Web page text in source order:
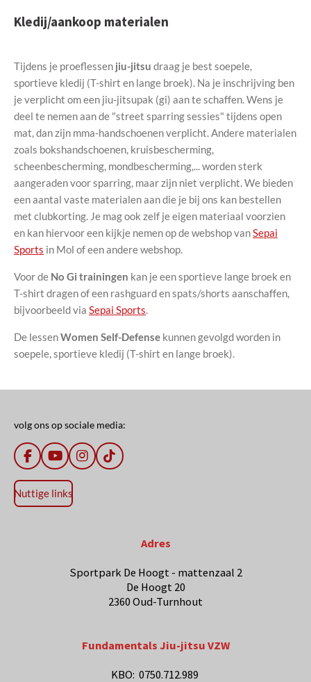
Kledij/aankoop materialen
Tijdens je proeflessen jiu-jitsu draag je best soepele,
sportieve kledij (T-shirt en lange broek). Na je inschrijving ben
je verplicht om een jiu-jitsupak (gi) aan te schaffen. Wens je
deel te nemen aan de "street sparring sessies" tijdens open
mat, dan zijn mma-handschoenen verplicht. Andere materialen
zoals bokshandschoenen, kruisbescherming,
scheenbescherming, mondbescherming,... worden sterk
aangeraden voor sparring, maar zijn niet verplicht. We bieden
een aantal vaste materialen aan die je bij ons kan bestellen
met clubkorting. Je mag ook zelf je eigen materiaal voorzien
en kan hiervoor een kijkje nemen op de webshop vanSepai
Sports in Mol of een andere webshop.
Voor de No Gi trainingen kan je een sportieve lange broek en
T-shirt dragen of een rashguard en spats/shorts aanschaffen,
bijvoorbeeld via Sepai Sports.
De lessenWomen Self-Defense kunnen gevolgd worden in
soepele, sportieve kledij (T-shirt en lange broek).
volg ons op sociale media:
F
e
Y
T
I
T
Nuttige links
Adres
Sportpark De Hoogt - mattenzaal 2
De Hoogt 20
2360 Oud-Turnhout
Fundamentals Jiu-jitsu VZW
KBO: 0750.712.989